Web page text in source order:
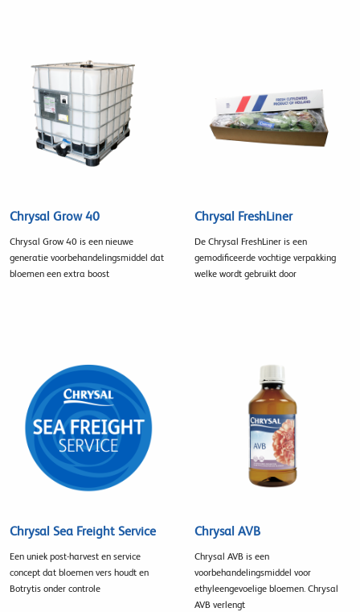
Chrysal Grow 40
Chrysal Grow 40 is een nieuwe
generatie voorbehandelingsmiddel dat
bloemen een extra boost
Chrysal FreshLiner
De Chrysal FreshLiner is een
gemodificeerde vochtige verpakking
welke wordt gebruikt door
Chrysal Sea Freight Service
Een uniek post-harvest en service
concept dat bloemen vers houdt en
Botrytis onder controle
Chrysal AVB
Chrysal AVB is een
voorbehandelingsmiddel voor
ethyleengevoelige bloemen. Chrysal
AVB verlengt